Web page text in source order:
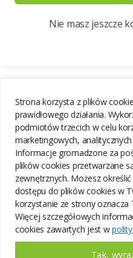
Strona korzysta z plików
prawidłowego działania.
podmiotów trzecich w celu
marketingowych,
Informacje gromadzone za
plików cookies przetwarzane
zewnętrznych. Możesz
dostępu do plików cookies w
korzystanie ze strony oznacza
Więcej szczegółowych
cookies zawartych jest w
Tak,
Nie masz jeszcze